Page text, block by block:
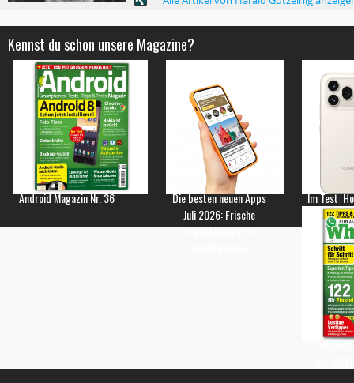
Kennst du schon unsere Magazine?
Android Magazin Nr. 36
Die besten neuen Apps
Juli 2026: Frische
Empfehlungen für
Im Test: